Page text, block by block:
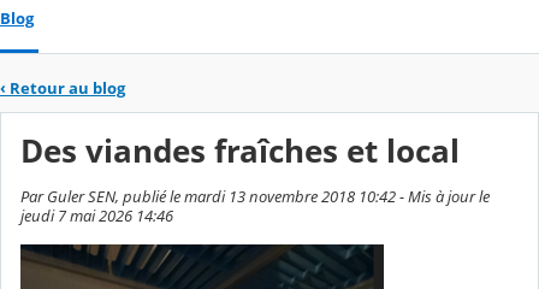
Blog
‹ Retour au blog
Des viandes fraîches et local
Par Guler SEN, publié le mardi 13 novembre 2018 10:42 - Mis à jour le
jeudi 7 mai 2026 14:46